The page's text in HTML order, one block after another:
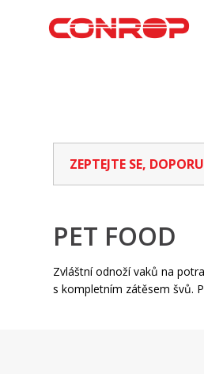
ZEPTEJTE SE,
PET FOOD
Zvláštní odnoží vaků na
s kompletním zátěsem švů.